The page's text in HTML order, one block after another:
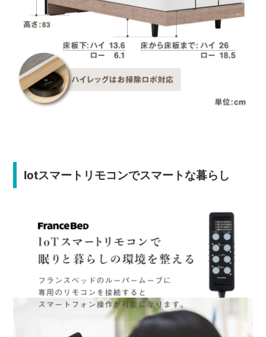
Iotスマートリモコンでスマートな暮らし